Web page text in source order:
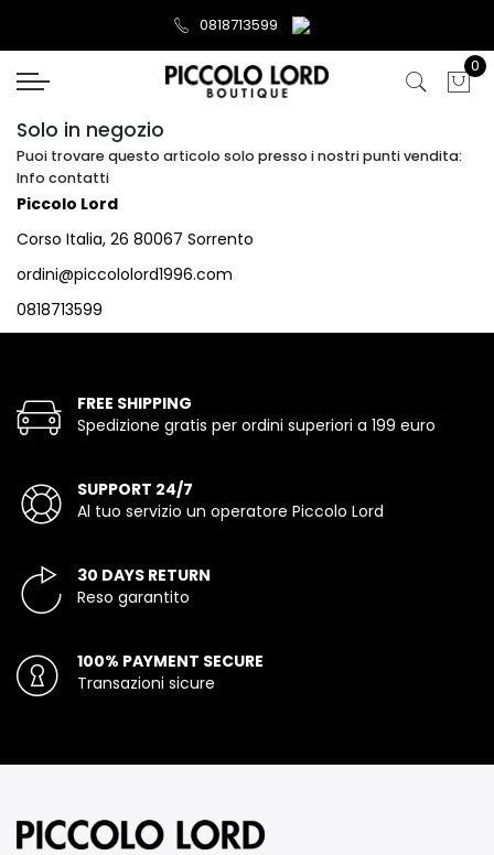
0818713599
0
Solo in negozio
Puoi trovare questo articolo solo presso i nostri punti vendita:
Info contatti
Piccolo Lord
Corso Italia, 26 80067 Sorrento
ordini@piccololord1996.com
0818713599
FREE SHIPPING
Spedizione gratis per ordini superiori a 199 euro
SUPPORT 24/7
Al tuo servizio un operatore Piccolo Lord
30 DAYS RETURN
Reso garantito
100% PAYMENT SECURE
Transazioni sicure